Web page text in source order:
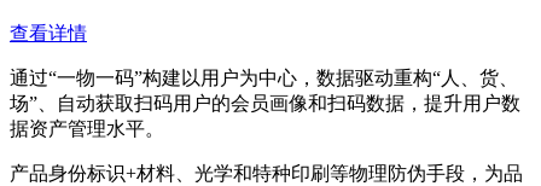
查看详情
通过“一物一码”构建以用户为中心，数据驱动重构“人、货、
场”、自动获取扫码用户的会员画像和扫码数据，提升用户数
据资产管理水平。
产品身份标识+材料、光学和特种印刷等物理防伪手段，为品